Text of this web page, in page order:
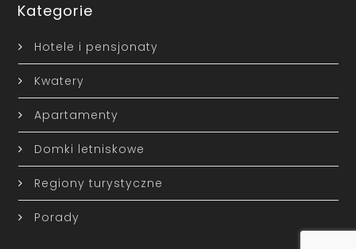
Kategorie
Hotele i pensjonaty
Kwatery
Apartamenty
Domki letniskowe
Regiony turystyczne
Porady